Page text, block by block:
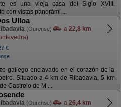
es una vieja casa del Siglo XVIII.
con vistas panorámi ...
Ulloa
(Ourense) a 22,8 km
€
gallego enclavado en el corazón de la
Situado a 4 km de Ribadavia, 5 km
Castrelo de M ...
(Ourense) a 26,4 km